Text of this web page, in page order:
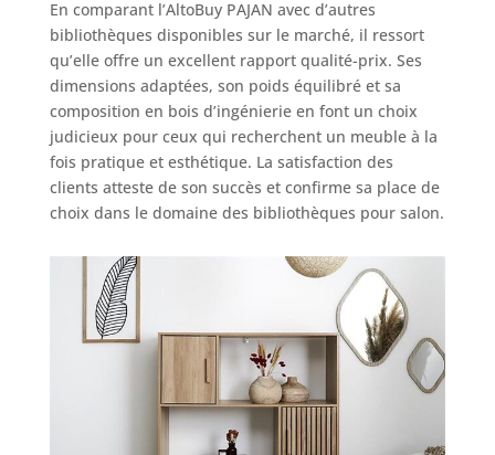
En comparant l’AltoBuy PAJAN avec d’autres
bibliothèques disponibles sur le marché, il ressort
qu’elle offre un excellent rapport qualité-prix. Ses
dimensions adaptées, son poids équilibré et sa
composition en bois d’ingénierie en font un choix
judicieux pour ceux qui recherchent un meuble à la
fois pratique et esthétique. La satisfaction des
clients atteste de son succès et confirme sa place de
choix dans le domaine des bibliothèques pour salon.